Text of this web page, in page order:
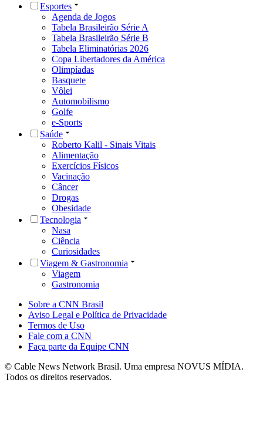
Esportes
Agenda de Jogos
Tabela Brasileirão Série A
Tabela Brasileirão Série B
Tabela Eliminatórias 2026
Copa Libertadores da América
Olimpíadas
Basquete
Vôlei
Automobilismo
Golfe
e-Sports
Saúde
Roberto Kalil - Sinais Vitais
Alimentação
Exercícios Físicos
Vacinação
Câncer
Drogas
Obesidade
Tecnologia
Nasa
Ciência
Curiosidades
Viagem & Gastronomia
Viagem
Gastronomia
Sobre a CNN Brasil
Aviso Legal e Política de Privacidade
Termos de Uso
Fale com a CNN
Faça parte da Equipe CNN
© Cable News Network Brasil. Uma empresa NOVUS MÍDIA.
Todos os direitos reservados.